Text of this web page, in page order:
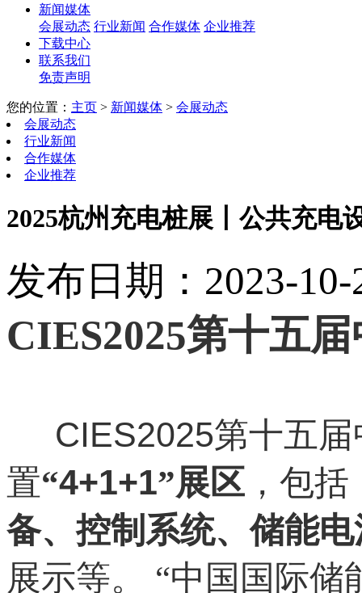
新闻媒体
会展动态 行业新闻 合作媒体 企业推荐
下载中心
联系我们
免责声明
您的位置： 主页 > 新闻媒体 > 会展动态
会展动态
行业新闻
合作媒体
企业推荐
2025杭州充电桩展丨公共充电
发布日期：2023-10-
CIES2025第十五
CIES2025第十五
置“4+1+1”展区 ，包括
备、控制系统、储能
展示等。
“中国国际储